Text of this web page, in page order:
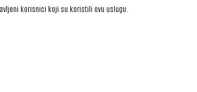
korisnici koji su koristili ovu uslugu.